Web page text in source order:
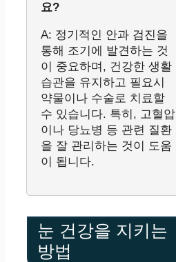
요?
A: 정기적인 안과 검진을
통해 조기에 발견하는 것
이 중요하며, 건강한 생활
습관을 유지하고 필요시
약물이나 수술로 치료할
수 있습니다. 특히, 고혈압
이나 당뇨병 등 관련 질환
을 잘 관리하는 것이 도움
이 됩니다.
눈 건강을 지키는
방법